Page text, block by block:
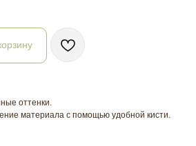
оттенки.
материала с помощью удобной кисти.